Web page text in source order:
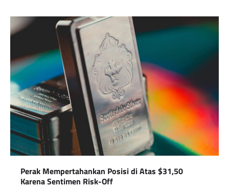
Perak Mempertahankan Posisi di Atas $31,50
Karena Sentimen Risk-Off